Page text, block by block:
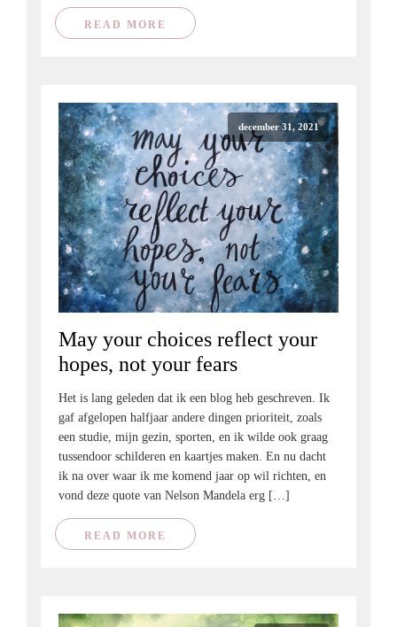
READ MORE
december 31, 2021
May your choices reflect your
hopes, not your fears
Het is lang geleden dat ik een blog heb geschreven. Ik
gaf afgelopen halfjaar andere dingen prioriteit, zoals
een studie, mijn gezin, sporten, en ik wilde ook graag
tussendoor schilderen en kaartjes maken. En nu dacht
ik na over waar ik me komend jaar op wil richten, en
vond deze quote van Nelson Mandela erg […]
READ MORE